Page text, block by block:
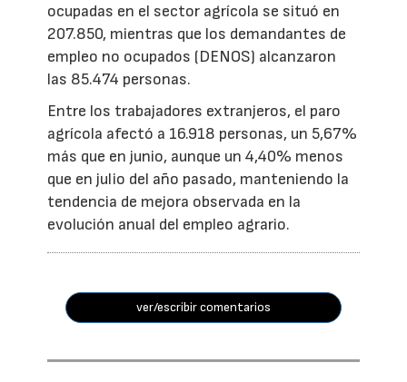
ocupadas en el sector agrícola se situó en
207.850, mientras que los demandantes de
empleo no ocupados (DENOS) alcanzaron
las 85.474 personas.
Entre los trabajadores extranjeros, el paro
agrícola afectó a 16.918 personas, un 5,67%
más que en junio, aunque un 4,40% menos
que en julio del año pasado, manteniendo la
tendencia de mejora observada en la
evolución anual del empleo agrario.
ver/escribir comentarios